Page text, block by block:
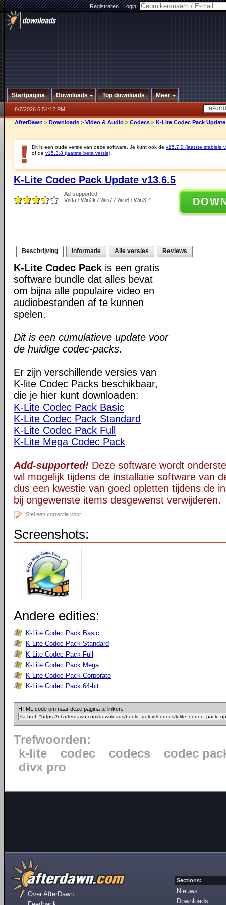
Registreren|Login:
Startpagina Downloads Top downloads Meer
8/7/2026 6:54:12 PM
AfterDawn > Downloads > Video & Audio > Codecs > K-Lite Codec Pack Update
Dit is een oude versie van deze software. Je kunt ook de v15.7.0 (laatste stabiele
of de v15.3.8 (laatste beta versie)
K-Lite Codec Pack Update v13.6.5
Ad-supported
Vista / Win2k / Win7 / Win8 / WinXP
Beschrijving Informatie Alle versies Reviews
K-Lite Codec Pack is een gratis
software bundle dat alles bevat
om bijna alle populaire video en
audiobestanden af te kunnen
spelen.
Dit is een cumulatieve update voor
de huidige codec-packs.
Er zijn verschillende versies van
K-lite Codec Packs beschikbaar,
die je hier kunt downloaden:
K-Lite Codec Pack Basic
K-Lite Codec Pack Standard
K-Lite Codec Pack Full
K-Lite Mega Codec Pack
Add-supported! Deze software wordt
wil mogelijk tijdens de installatie software van
dus een kwestie van goed opletten tijdens de
bij ongewenste items desgewenst verwijderen.
Stel een correctie voor
Screenshots:
Andere edities:
K-Lite Codec Pack Basic
K-Lite Codec Pack Standard
K-Lite Codec Pack Full
K-Lite Codec Pack Mega
K-Lite Codec Pack Corporate
K-Lite Codec Pack 64-bit
HTML code om naar deze pagina te linken:
Trefwoorden:
k-lite
codec codecs
codec
divx pro
Over AfterDawn
Sections:
Nieuws
Downloads